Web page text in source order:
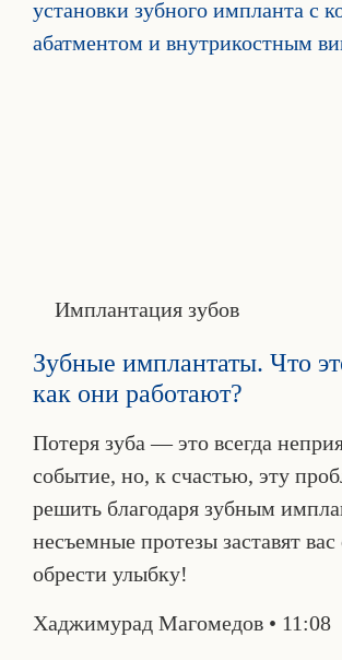
Имплантация зубов
Зубные имплантаты. Что
как они работают?
Потеря зуба — это всегда
событие, но, к счастью, эту
решить благодаря зубным
несъемные протезы заставят вас
обрести улыбку!
Хаджимурад Магомедов 11:08